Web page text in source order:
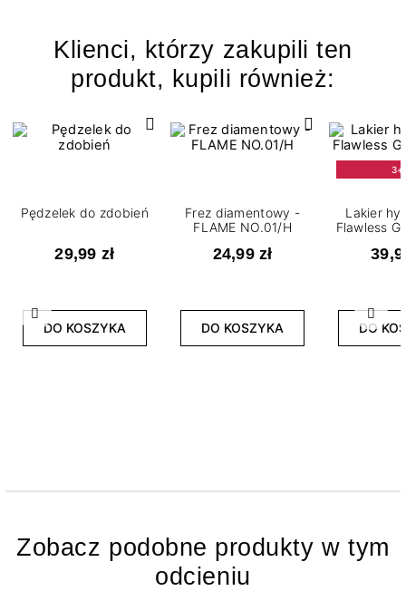
Klienci, którzy zakupili ten
produkt, kupili również:
Poprzedni
Pędzelek do zdobień
29,99 zł
DO KOSZYKA
Frez diamentowy -
FLAME NO.01/H
24,99 zł
DO KOSZYKA
Lakier
Flawless
DO
Zobacz podobne produkty w tym
odcieniu